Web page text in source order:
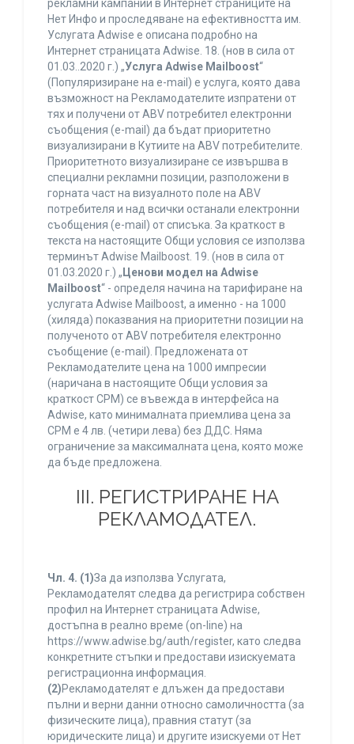
рекламни кампании в Интернет страниците на
Нет Инфо и проследяване на ефективността им.
Услугата Adwise е описана подробно на
Интернет страницата Adwise. 18. (нов в сила от
01.03..2020 г.) „Услуга Adwise Mailboost“
(Популяризиране на e-mail) е услуга, която дава
възможност на Рекламодателите изпратени от
тях и получени от ABV потребител електронни
съобщения (e-mail) да бъдат приоритетно
визуализирани в Кутиите на ABV потребителите.
Приоритетното визуализиране се извършва в
специални рекламни позиции, разположени в
горната част на визуалното поле на ABV
потребителя и над всички останали електронни
съобщения (e-mail) от списъка. За краткост в
текста на настоящите Общи условия се използва
терминът Adwise Mailboost. 19. (нов в сила от
01.03.2020 г.) „ Ценови модел на Adwise
Mailboost“ - определя начина на тарифиране на
услугата Adwise Mailboost, а именно - на 1000
(хиляда) показвания на приоритетни позиции на
полученото от ABV потребителя електронно
съобщение (e-mail). Предложената от
Рекламодателите цена на 1000 импресии
(наричана в настоящите Общи условия за
краткост CPM) се въвежда в интерфейса на
Adwise, като минималната приемлива цена за
CPM е 4 лв. (четири лева) без ДДС. Няма
ограничение за максималната цена, която може
да бъде предложена.
ІІІ. РЕГИСТРИРАНЕ НА
РЕКЛАМОДАТЕЛ.
Чл. 4. (1)За да използва Услугата,
Рекламодателят следва да регистрира собствен
профил на Интернет страницата Adwise,
достъпна в реално време (on-line) на
https://www.adwise.bg/auth/register, като следва
конкретните стъпки и предостави изискуемата
регистрационна информация.
(2)Рекламодателят е длъжен да предостави
пълни и верни данни относно самоличността (за
физическите лица), правния статут (за
юридическите лица) и другите изискуеми от Нет